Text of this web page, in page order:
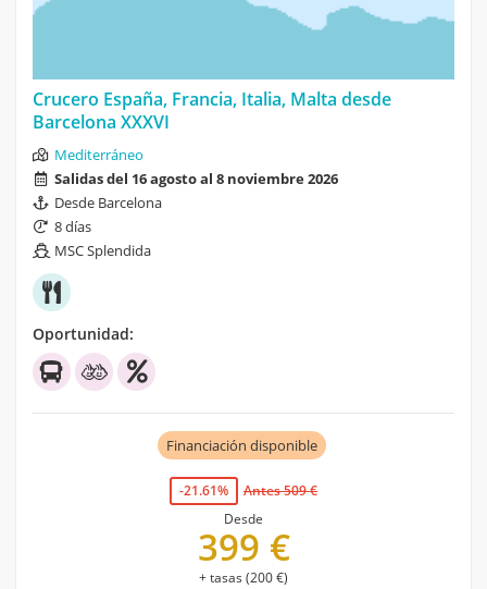
Crucero España, Francia, Italia, Malta desde
Barcelona XXXVI
Mediterráneo
Salidas del 16 agosto al 8 noviembre 2026
Desde Barcelona
8 días
MSC Splendida
Oportunidad:
Financiación disponible
-21.61%
Antes 509 €
Desde
399 €
+ tasas (200 €)